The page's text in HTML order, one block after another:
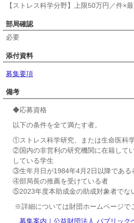
【ストレス科学分野】上限50万円／件×
部局確認
必要
添付資料
募集要項
備考
◆応募資格
以下の条件を全て満たす者。
①ストレス科学研究、または生命医科
②国内の非営利の研究機関に在籍して
している学生
③生年月日が1984年4月2日以降である
④部局長の推薦を受けている者
⑤2023年度本助成金の助成対象者でな
※詳細については財団ホームページで
募集案内｜公益財団法人 パブリック